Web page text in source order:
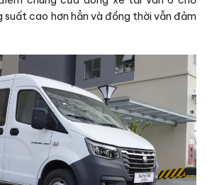
suất cao hơn hẳn và đồng thời vẫn đảm